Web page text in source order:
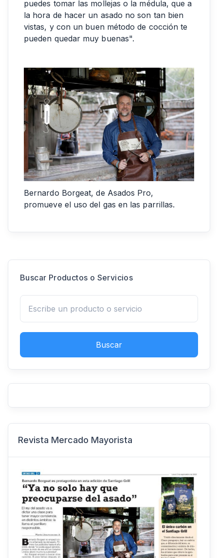
puedes tomar las mollejas o la médula, que a
la hora de hacer un asado no son tan bien
vistas, y con un buen método de cocción te
pueden quedar muy buenas".
Bernardo Borgeat, de Asados Pro,
promueve el uso del gas en las parrillas.
Buscar Productos o Servicios
Buscar
Revista Mercado Mayorista